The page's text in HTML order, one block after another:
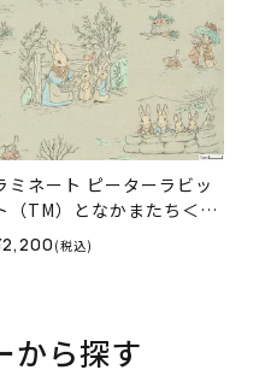
ミネート ピーターラビッ
（TM）となかまたち＜01
＞生地 ホビーラホビーレ
デザインコレクション
(税込)
から探す